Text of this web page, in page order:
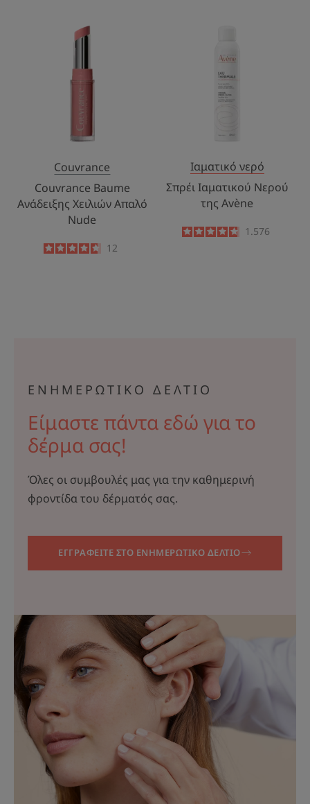
Couvrance
Baume
Χειλιών
Απαλό
Nude
Couvrance
Couvrance Baume
Ανάδειξης Χειλιών Απαλό
Nude
4.7
/512
Νερού
Avène
Ιαματικό νερό
Σπρέι Ιαματικού Νερού
της Avène
4.8
/51.576
ΕΝΗΜΕΡΩΤΙΚΟ ΔΕΛΤΙΟ
Είμαστε πάντα εδώ για το
δέρμα σας!
Όλες οι συμβουλές μας για την καθημερινή
φροντίδα του δέρματός σας.
ΕΓΓΡΑΦΕΙΤΕ ΣΤΟ ΕΝΗΜΕΡΩΤΙΚΟ ΔΕΛΤΙΟ